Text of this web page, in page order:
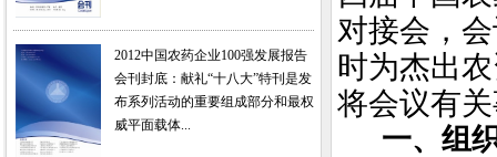
2012中国农药企业100强发展报告
会刊封底：献礼“十八大”特刊是发
布系列活动的重要组成部分和最权
威平面载体...
对接会，
时为杰出
将会议有
一、组